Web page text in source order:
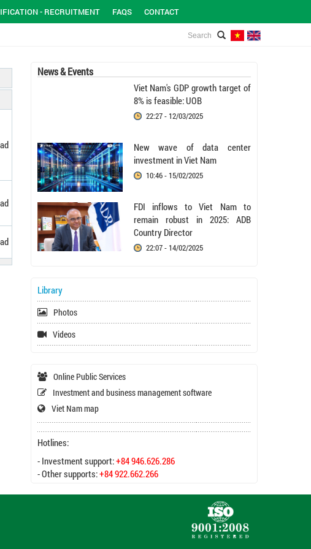
- RECRUITMENT FAQS CONTACT
News & Events
Viet Nam's GDP growth target of
8% is feasible: UOB
22:27 - 12/03/2025
New wave of data center
investment in Viet Nam
10:46 - 15/02/2025
FDI inflows to Viet Nam to
remain robust in 2025: ADB
Country Director
22:07 - 14/02/2025
Library
Photos
Videos
Online Public Services
Investment and business management software
Viet Nam map
Hotlines:
- Investment support:+84 946.626.286
- Other supports:+84 922.662.266